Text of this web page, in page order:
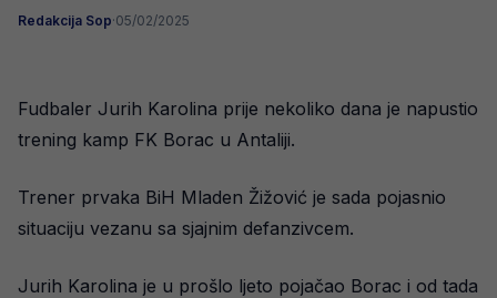
Redakcija Sop·05/02/2025
Fudbaler Jurih Karolina prije nekoliko dana je napustio
trening kamp FK Borac u Antaliji.
Trener prvaka BiH Mladen Žižović je sada pojasnio
situaciju vezanu sa sjajnim defanzivcem.
Jurih Karolina je u prošlo ljeto pojačao Borac i od tada